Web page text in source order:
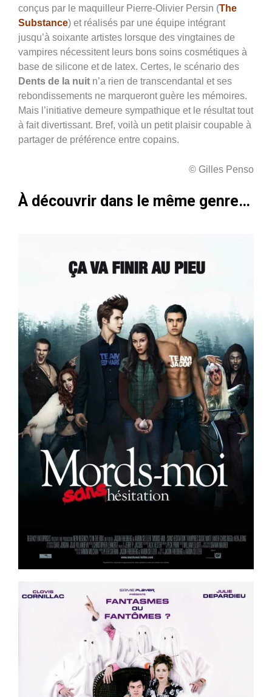
conçus par le maquilleur Pierre-Olivier Persin (The
Substance) et réalisés par une équipe intégrant
jusqu’à soixante artistes lorsque des vingtaines de
vampires nécessitent leurs bons soins cosmétiques à
base de silicone et de latex. Certes, le scénario des
Dents de la nuit n’a rien de transcendantal et ses
rebondissements ne marqueront guère les mémoires.
Mais l’initiative demeure sympathique et le résultat tout
à fait divertissant. Bref, voilà un petit plaisir coupable à
partager de préférence entre copains.
© Gilles Penso
À découvrir dans le même genre…